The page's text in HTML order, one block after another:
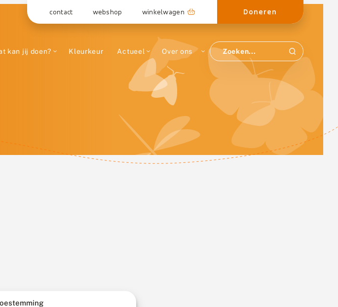
contact webshop winkelwagen Doneren
kan jij doen? Kleurkeur Actueel Over ons